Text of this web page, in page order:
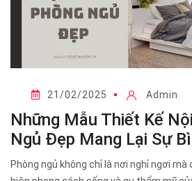
21/02/2025 Admin
Những Mẫu Thiết Kế
Ngủ Đẹp Mang Lại Sự
Phòng ngủ không chỉ là nơi nghỉ ngơi mà